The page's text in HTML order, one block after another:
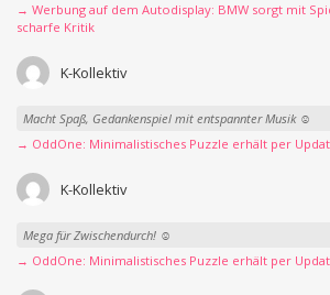
→ Werbung auf dem Autodisplay: BMW sorgt mit
scharfe Kritik
K-Kollektiv
Macht Spaß, Gedankenspiel mit entspannter Musik ☺️
→ OddOne: Minimalistisches Puzzle erhält per
K-Kollektiv
Mega für Zwischendurch! ☺️
→ OddOne: Minimalistisches Puzzle erhält per